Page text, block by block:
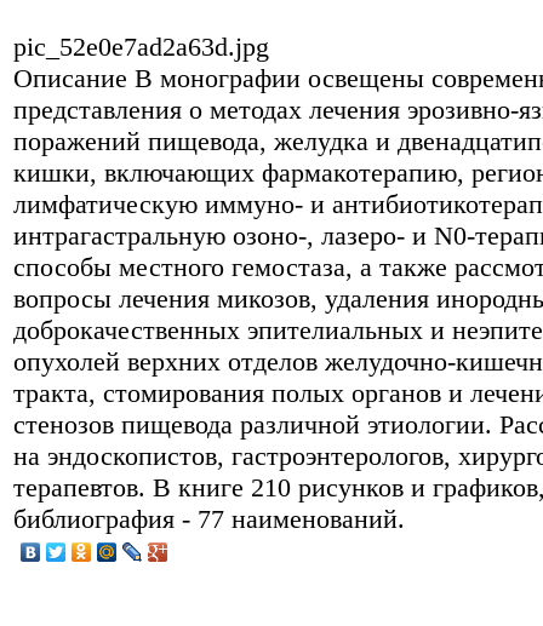
pic_52e0e7ad2a63d.jpg
Описание В монографии освещены
представления о методах лечения эрозивно-
поражений пищевода, желудка и
кишки, включающих фармакотерапию,
лимфатическую иммуно- и
интрагастральную озоно-, лазеро- и N0-
способы местного гемостаза, а также
вопросы лечения микозов, удаления
доброкачественных эпителиальных и
опухолей верхних отделов желудочно-
тракта, стомирования полых органов и
стенозов пищевода различной этиологии.
на эндоскопистов, гастроэнтерологов,
терапевтов. В книге 210 рисунков и
библиография - 77 наименований.